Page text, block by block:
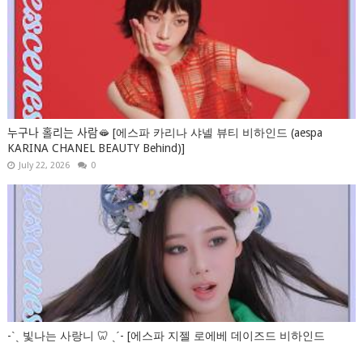
누구나 홀리는 사람🫦 [에스파 카리나 샤넬 뷰티 비하인드 (aespa
KARINA CHANEL BEAUTY Behind)]
July 22, 2026 0
-ˋˏ 빛나는 사랑니 🦷 ˎˊ- [에스파 지젤 로에베 데이즈드 비하인드